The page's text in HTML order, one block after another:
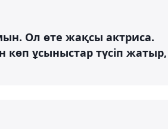
Ол өте жақсы актриса.
ұсыныстар түсіп жатыр,